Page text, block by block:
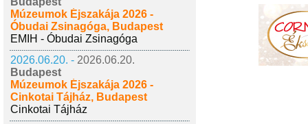
Múzeumok Éjszakája 2026 -
Óbudai Zsinagóga, Budapest
EMIH - Óbudai Zsinagóga
2026.06.20. - 2026.06.20.
Budapest
Múzeumok Éjszakája 2026 -
Cinkotai Tájház, Budapest
Cinkotai Tájház